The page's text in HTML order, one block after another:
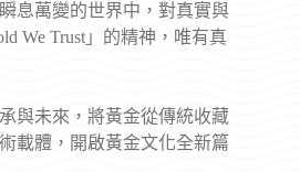
息萬變的世界中，對真實與
We Trust」的精神，唯有真
與未來，將黃金從傳統收藏
載體，開啟黃金文化全新篇